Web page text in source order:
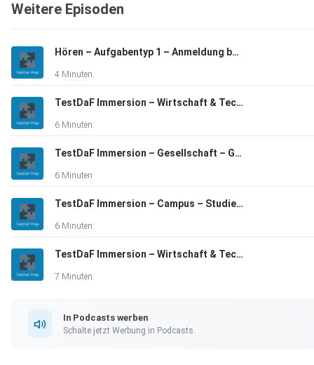
Weitere Episoden
Hören – Aufgabentyp 1 – Anmeldung beim Hochschulsport
4 Minuten
TestDaF Immersion – Wirtschaft & Technik – Lieferketten
6 Minuten
TestDaF Immersion – Gesellschaft – Generationenwandel
6 Minuten
TestDaF Immersion – Campus – Studienfinanzierung
6 Minuten
TestDaF Immersion – Wirtschaft & Technik – Automatisierung
7 Minuten
In Podcasts werben
Schalte jetzt Werbung in Podcasts.